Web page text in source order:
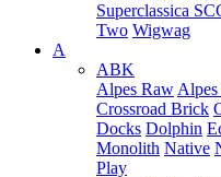
Superclassica
Two Wigwag
A
ABK
Alpes Raw
Crossroad Brick
Docks Dolphin
Monolith Native
Play